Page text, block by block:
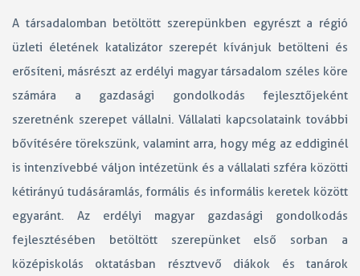
A társadalomban betöltött szerepünkben egyrészt a régió
üzleti életének katalizátor szerepét kívánjuk betölteni és
erősíteni, másrészt az erdélyi magyar társadalom széles köre
számára a gazdasági gondolkodás fejlesztőjeként
szeretnénk szerepet vállalni. Vállalati kapcsolataink további
bővítésére törekszünk, valamint arra, hogy még az eddiginél
is intenzívebbé váljon intézetünk és a vállalati szféra közötti
kétirányú tudásáramlás, formális és informális keretek között
egyaránt. Az erdélyi magyar gazdasági gondolkodás
fejlesztésében betöltött szerepünket első sorban a
középiskolás oktatásban résztvevő diákok és tanárok